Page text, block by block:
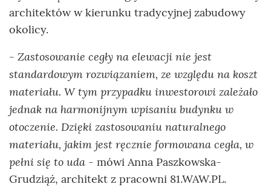
architektów w kierunku tradycyjnej zabudowy
okolicy.
- Zastosowanie cegły na elewacji nie jest
standardowym rozwiązaniem, ze względu na koszt
materiału. W tym przypadku inwestorowi zależało
jednak na harmonijnym wpisaniu budynku w
otoczenie. Dzięki zastosowaniu naturalnego
materiału, jakim jest ręcznie formowana cegła, w
pełni się to uda - mówi Anna Paszkowska-
Grudziąż, architekt z pracowni 81.WAW.PL.